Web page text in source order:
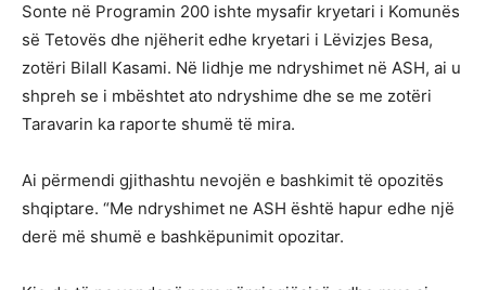
Sonte në Programin 200 ishte mysafir kryetari i Komunës
së Tetovës dhe njëherit edhe kryetari i Lëvizjes Besa,
zotëri Bilall Kasami. Në lidhje me ndryshimet në ASH, ai u
shpreh se i mbështet ato ndryshime dhe se me zotëri
Taravarin ka raporte shumë të mira.
Ai përmendi gjithashtu nevojën e bashkimit të opozitës
shqiptare. “Me ndryshimet ne ASH është hapur edhe një
derë më shumë e bashkëpunimit opozitar.